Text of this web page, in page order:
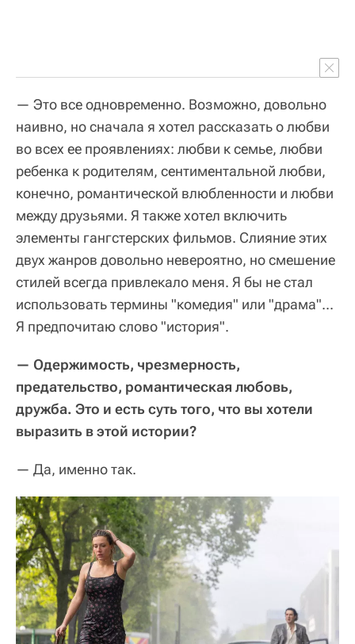
— Это все одновременно. Возможно, довольно
наивно, но сначала я хотел рассказать о любви
во всех ее проявлениях: любви к семье, любви
ребенка к родителям, сентиментальной любви,
конечно, романтической влюбленности и любви
между друзьями. Я также хотел включить
элементы гангстерских фильмов. Слияние этих
двух жанров довольно невероятно, но смешение
стилей всегда привлекало меня. Я бы не стал
использовать термины "комедия" или "драма"...
Я предпочитаю слово "история".
— Одержимость, чрезмерность,
предательство, романтическая любовь,
дружба. Это и есть суть того, что вы хотели
выразить в этой истории?
— Да, именно так.